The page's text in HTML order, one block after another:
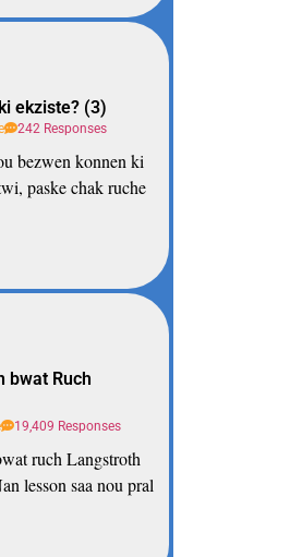
ekziste? (3)
242 Responses
bezwen konnen ki
paske chak ruche
bwat Ruch
19,409 Responses
ruch Langstroth
lesson saa nou pral